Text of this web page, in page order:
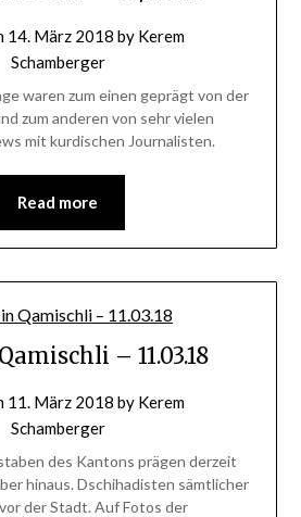
14. März 2018 by Kerem
Schamberger
waren zum einen geprägt von der
zum anderen von sehr vielen
mit kurdischen Journalisten.
Read more
– 11.03.18
11. März 2018 by Kerem
Schamberger
des Kantons prägen derzeit
hinaus. Dschihadisten sämtlicher
der Stadt. Auf Fotos der